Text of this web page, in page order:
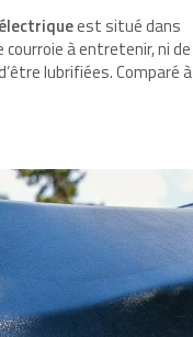
est situé dans
courroie à entretenir, ni de
lubrifiées. Comparé à